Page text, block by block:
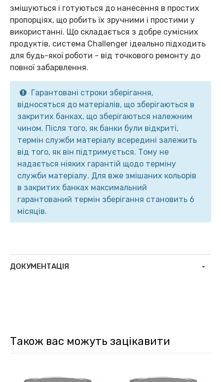
змішуються і готуються до нанесення в простих
пропорціях, що робить їх зручними і простими у
використанні. Що складається з добре сумісних
продуктів, система Challenger ідеально підходить
для будь-якої роботи - від точкового ремонту до
повної забарвлення.
Гарантовані строки зберігання,
відносяться до матеріалів, що зберігаються в
закритих банках, що зберігаються належним
чином. Після того, як банки були відкриті,
термін служби матеріалу всередині залежить
від того, як він підтримується. Тому не
надається ніяких гарантій щодо терміну
служби матеріалу. Для вже змішаних кольорів
в закритих банках максимальний
гарантований термін зберігання становить 6
місяців.
ДОКУМЕНТАЦІЯ
Також вас можуть зацікавити